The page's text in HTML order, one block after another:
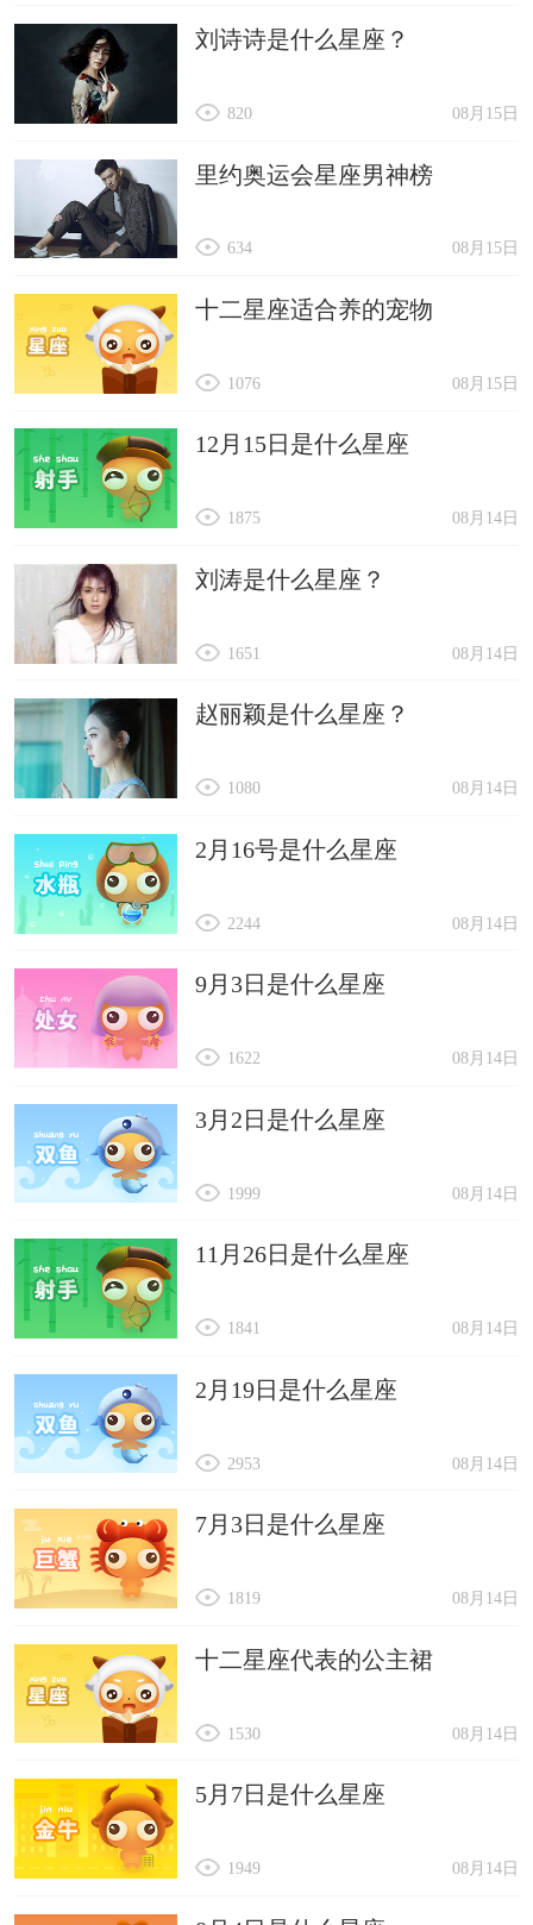
刘诗诗是什么星座？
08月15日
820
里约奥运会星座男神榜
08月15日
634
十二星座适合养的宠物
08月15日
1076
12月15日是什么星座
08月14日
1875
刘涛是什么星座？
08月14日
1651
赵丽颖是什么星座？
08月14日
1080
2月16号是什么星座
08月14日
2244
9月3日是什么星座
08月14日
1622
3月2日是什么星座
08月14日
1999
11月26日是什么星座
08月14日
1841
2月19日是什么星座
08月14日
2953
7月3日是什么星座
08月14日
1819
十二星座代表的公主裙
08月14日
1530
5月7日是什么星座
08月14日
1949